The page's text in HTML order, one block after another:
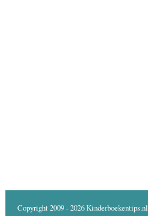
Copyright 2009 - 2026 Kinderboekentips.nl